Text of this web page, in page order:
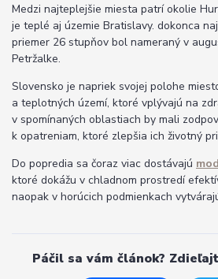
Medzi najteplejšie miesta patrí okolie
je teplé aj územie Bratislavy. dokonca
priemer 26 stupňov bol nameraný v
Petržalke.
Slovensko je napriek svojej polohe
a teplotných území, ktoré vplývajú na
v spomínaných oblastiach by mali
k opatreniam, ktoré zlepšia ich životný
Do popredia sa čoraz viac dostávajú
ktoré dokážu v chladnom prostredí
naopak v horúcich podmienkach
Páčil sa vám článok?